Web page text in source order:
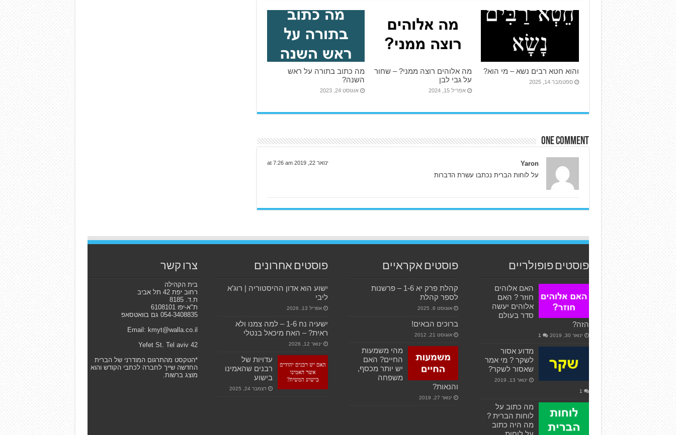
והוא חטא רבים נשא – מי הוא?
ספטמבר 14, 2025
מה אלוהים רוצה ממני? – שחור
על גבי לבן
אפריל 15, 2024
מה כתוב בתורה על ראש
השנה?
אוגוסט 24, 2023
One comment
Yaron ינואר 22, 2019 at 7:26 am
על לוחות הברית נכתבו עשרת הדברות
פוסטים פופולריים
האם אלוהים
חוזר ? האם
אלוהים יעשה
סדר בעולם
הזה?
ינואר 30, 2019 1
מדוע אסור
לשקר ? מי אמר
שאסור לשקר?
ינואר 13, 2019
1
מה כתוב על
לוחות הברית ?
מה היה כתוב
פוסטים אקראיים
קהלת פרק יא 1-6 – פרשנות
לספר קהלת
אוגוסט 6, 2025
ברוכים הבאים!
אוגוסט 21, 2012
מהי משמעות
החיים? האם
יש יותר מכסף,
משפחה
והנאות?
ינואר 27, 2019
פוסטים אחרונים
ישוע הוא אדון ההיסטוריה | רוג’א
ליבי
אפריל 13, 2026
ישעיה נח 1-6 – למה צמנו ולא
ראית? – האח מיכאל בנטלי
ינואר 12, 2026
עדויות של
רבנים שהאמינו
בישוע
דצמבר 24, 2025
צרו קשר
בית הקהילה
רחוב יפת 42 תל אביב
ת.ד. 8185
ת"א-יפו 6108101
054-3408835 גם בוואטסאפ
Email: kmyt@walla.co.il
42 Yefet St. Tel aviv
*הטקסט מהתרגום המודרני של הברית
החדשה שייך לחברה לכתבי הקודש והוא
מוצג ברשות.